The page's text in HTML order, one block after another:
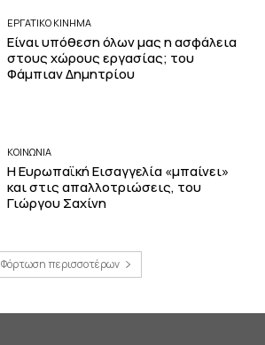
ΕΡΓΑΤΙΚΟ ΚΙΝΗΜΑ
Είναι υπόθεση όλων μας η ασφάλεια
στους χώρους εργασίας; του
Φάμπιαν Δημητρίου
ΚΟΙΝΩΝΙΑ
Η Ευρωπαϊκή Εισαγγελία «μπαίνει»
και στις απαλλοτριώσεις, του
Γιώργου Σαχίνη
Φόρτωση περισσοτέρων